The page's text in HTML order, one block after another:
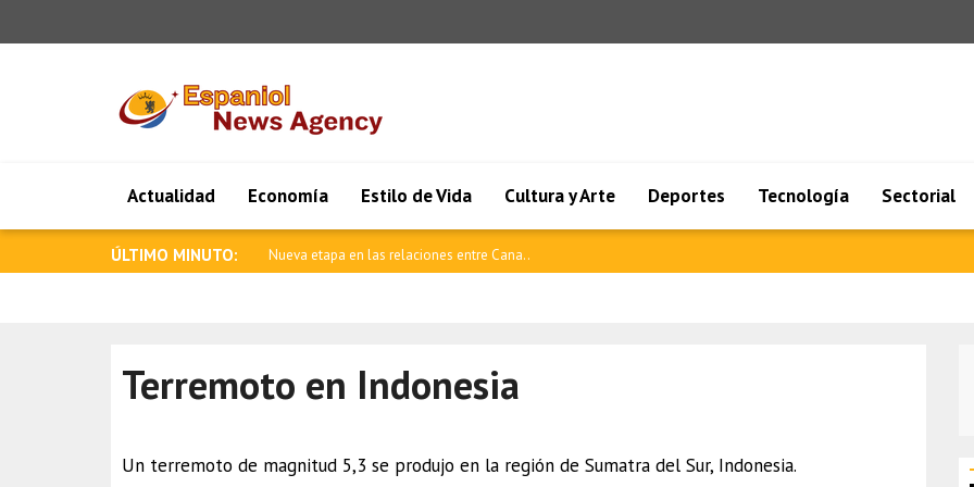
Actualidad Economía Estilo de Vida Cultura y Arte Deportes Tecnología Sectorial
ÚLTIMO MINUTO: Ataque armado en una escuela de Tailandi..
Terremoto en Indonesia
Un terremoto de magnitud 5,3 se produjo en la región de Sumatra del Sur, Indonesia.